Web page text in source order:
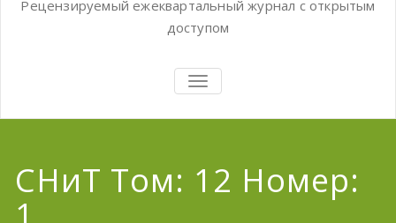
Рецензируемый ежеквартальный журнал с открытым
доступом
TOGGLE
NAVIGATION
СНиТ Том: 12 Номер: